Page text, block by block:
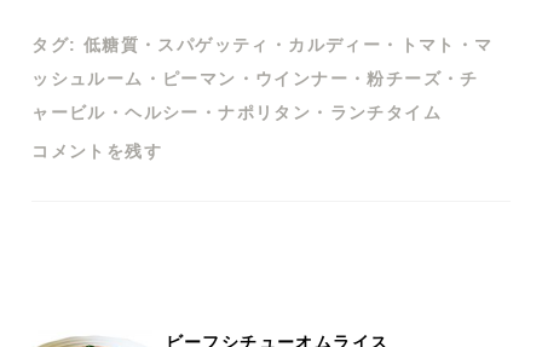
タグ: 低糖質 ・ スパゲッティ ・ カルディー ・ トマト ・ マ
ッシュルーム ・ ピーマン ・ ウインナー ・粉チーズ ・チ
ャービル ・ヘルシー ・ナポリタン ・ ランチタイム
コメントを残す
ビーフシチューオムライス